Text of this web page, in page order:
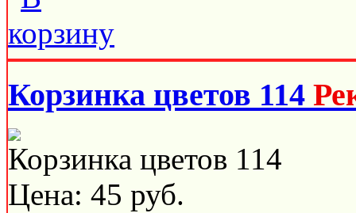
Корзинка цветов 114
Корзинка цветов 114
Цена: 45 руб.